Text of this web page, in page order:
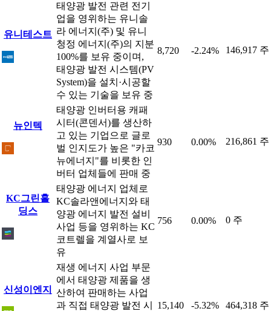
유니테스트
태양광 발전 관련 전기
업을 영위하는 유니솔
라 에너지(주) 및 유니
청정 에너지(주)의 지분
100%를 보유 중이며,
태양광 발전 시스템(PV
System)을 설치·시공할
수 있는 기술을 보유 중
8,720 -2.24% 146,917 주
뉴인텍
태양광 인버터용 캐패
시터(콘덴서)를 생산하
고 있는 기업으로 글로
벌 인지도가 높은 "카코
뉴에너지"를 비롯한 인
버터 업체들에 판매 중
930 0.00% 216,861 주
KC그린홀
딩스
태양광 에너지 업체로
KC솔라앤에너지와 태
양광 에너지 발전 설비
사업 등을 영위하는 KC
코트렐을 계열사로 보
유
756 0.00% 0 주
신성이엔지
재생 에너지 사업 부문
에서 태양광 제품을 생
산하여 판매하는 사업
과 직접 태양광 발전 시
15,140 -5.32% 464,318 주